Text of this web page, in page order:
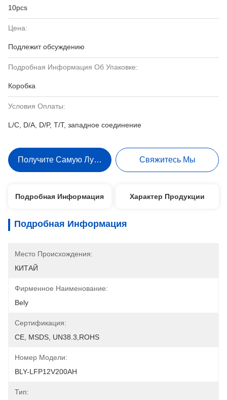
10pcs
Цена:
Подлежит обсуждению
Подробная Информация Об Упаковке:
Коробка
Условия Оплаты:
L/C, D/A, D/P, T/T, западное соединение
Получите Самую Лучшую Цену Свяжитесь Мы
Подробная Информация Характер Продукции
Подробная Информация
Место Происхождения:
КИТАЙ
Фирменное Наименование:
Bely
Сертификация:
CE, MSDS, UN38.3,ROHS
Номер Модели:
BLY-LFP12V200AH
Тип: